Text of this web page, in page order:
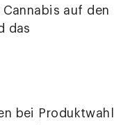
auf den
das
bei Produktwahl